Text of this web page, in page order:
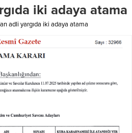
iki adaya atama
adli yargıda iki adaya atama